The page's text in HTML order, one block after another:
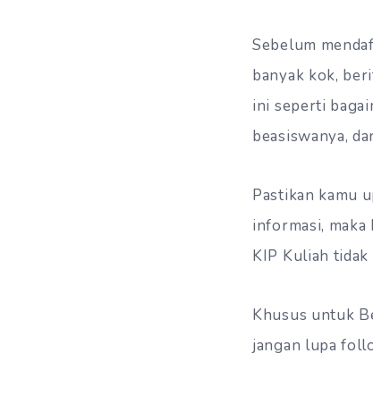
Sebelum
banyak kok,
ini seperti
beasiswanya,
Pastikan kamu
informasi,
KIP Kuliah tidak
Khusus untuk
jangan lupa